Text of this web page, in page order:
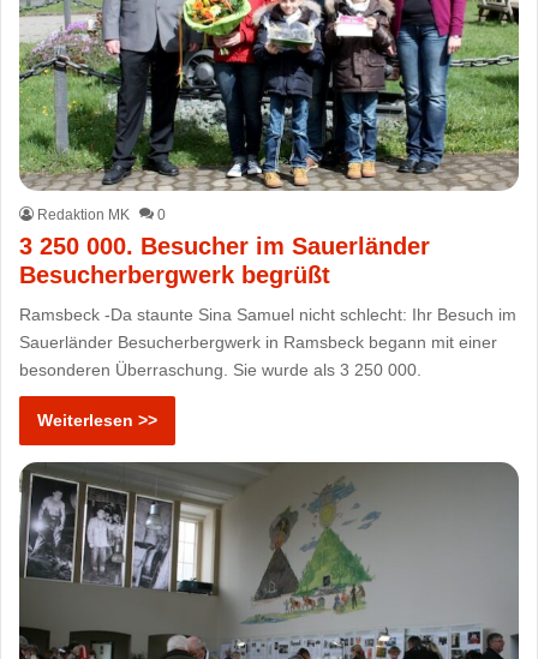
Redaktion MK 0
3 250 000. Besucher im Sauerländer
Besucherbergwerk begrüßt
Ramsbeck -Da staunte Sina Samuel nicht schlecht: Ihr Besuch im
Sauerländer Besucherbergwerk in Ramsbeck begann mit einer
besonderen Überraschung. Sie wurde als 3 250 000.
Weiterlesen >>